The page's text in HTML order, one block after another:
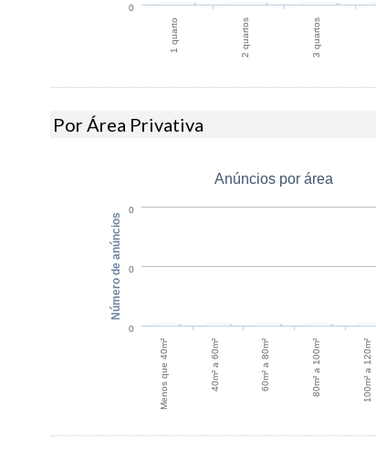
1 quarto 2 quartos 3 quartos
0
Por Área Privativa
Anúncios por área
Menos que 40m² 40m² a 60m² 60m² a 80m² 80m² a 100m² 100m² a 120m²
0
0
0
Número de anúncios